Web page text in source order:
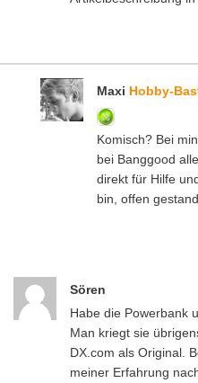
Maxi Hobby-
Komisch? Bei
bei Banggood
direkt für Hilfe
bin, offen
Sören
Habe die Powerbank
Man kriegt sie
DX.com als Original.
meiner Erfahrung